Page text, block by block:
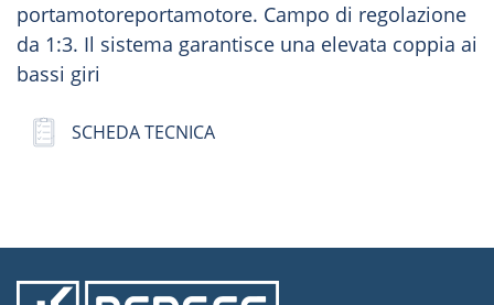
portamotoreportamotore. Campo di regolazione
da 1:3. Il sistema garantisce una elevata coppia ai
bassi giri
SCHEDA TECNICA